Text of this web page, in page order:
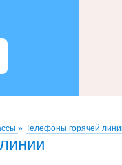
» Телефоны горячей